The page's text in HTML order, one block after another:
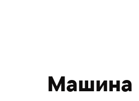
Машина